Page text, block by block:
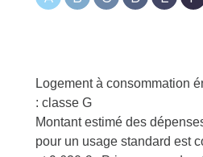
Logement à consommation
: classe G
Montant estimé des
pour un usage standard est